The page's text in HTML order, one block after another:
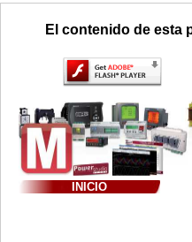
El contenido de esta
INICIO